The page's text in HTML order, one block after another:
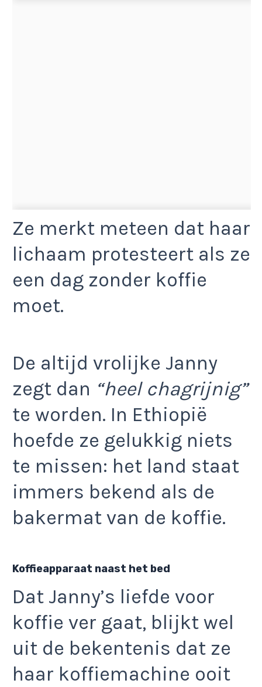
Ze merkt meteen dat haar
lichaam protesteert als ze
een dag zonder koffie
moet.
De altijd vrolijke Janny
zegt dan “heel chagrijnig”
te worden. In Ethiopië
hoefde ze gelukkig niets
te missen: het land staat
immers bekend als de
bakermat van de koffie.
Koffieapparaat naast het bed
Dat Janny’s liefde voor
koffie ver gaat, blijkt wel
uit de bekentenis dat ze
haar koffiemachine ooit